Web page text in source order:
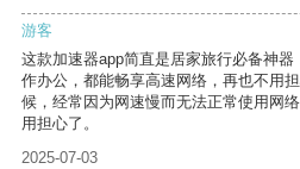
游客
这款加速器app简直是居家旅行必备神
作办公，都能畅享高速网络，再也不用
候，经常因为网速慢而无法正常使用网
用担心了。
2025-07-03